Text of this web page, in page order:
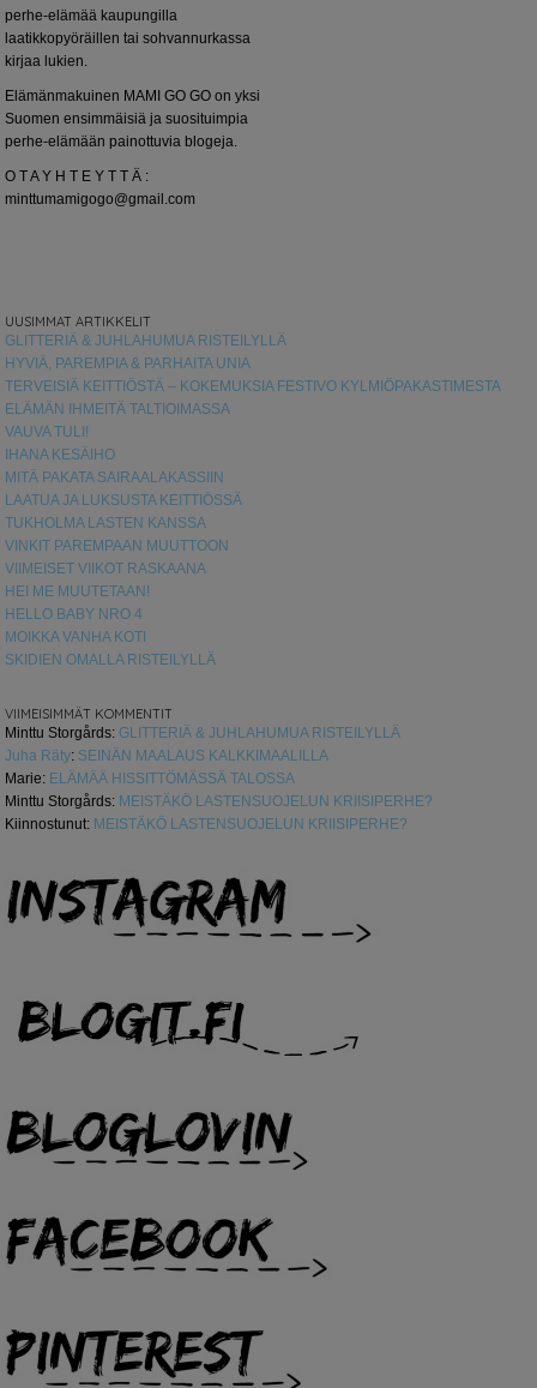
perhe-elämää kaupungilla
laatikkopyöräillen tai sohvannurkassa
kirjaa lukien.
Elämänmakuinen MAMI GO GO on yksi
Suomen ensimmäisiä ja suosituimpia
perhe-elämään painottuvia blogeja.
O T A Y H T E Y T T Ä :
minttumamigogo@gmail.com
UUSIMMAT ARTIKKELIT
GLITTERIÄ & JUHLAHUMUA RISTEILYLLÄ
HYVIÄ, PAREMPIA & PARHAITA UNIA
TERVEISIÄ KEITTIÖSTÄ – KOKEMUKSIA FESTIVO KYLMIÖPAKASTIMESTA
ELÄMÄN IHMEITÄ TALTIOIMASSA
VAUVA TULI!
IHANA KESÄIHO
MITÄ PAKATA SAIRAALAKASSIIN
LAATUA JA LUKSUSTA KEITTIÖSSÄ
TUKHOLMA LASTEN KANSSA
VINKIT PAREMPAAN MUUTTOON
VIIMEISET VIIKOT RASKAANA
HEI ME MUUTETAAN!
HELLO BABY NRO 4
MOIKKA VANHA KOTI
SKIDIEN OMALLA RISTEILYLLÄ
VIIMEISIMMÄT KOMMENTIT
Minttu Storgårds: GLITTERIÄ & JUHLAHUMUA RISTEILYLLÄ
Juha Räty: SEINÄN MAALAUS KALKKIMAALILLA
Marie: ELÄMÄÄ HISSITTÖMÄSSÄ TALOSSA
Minttu Storgårds: MEISTÄKÖ LASTENSUOJELUN KRIISIPERHE?
Kiinnostunut: MEISTÄKÖ LASTENSUOJELUN KRIISIPERHE?